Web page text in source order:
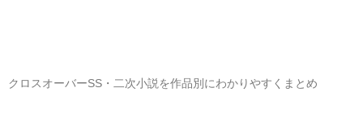
クロスオーバーSS・二次小説を作品別にわかりやすくまとめ